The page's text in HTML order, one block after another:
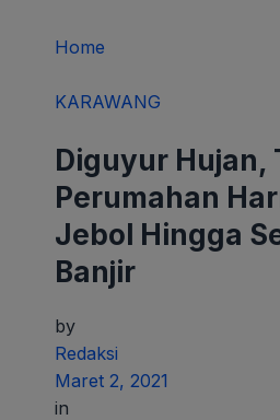
Home
KARAWANG
Diguyur Hujan,
Perumahan
Jebol Hingga
Banjir
by
Redaksi
Maret 2, 2021
in